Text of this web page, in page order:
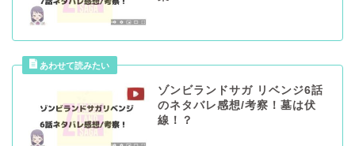
ゾンビランドサガ リベンジ6話
のネタバレ感想/考察！墓は伏
線！？